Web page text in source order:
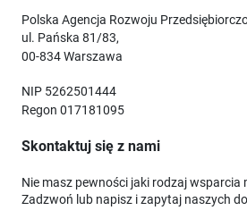
Polska Agencja Rozwoju
ul. Pańska 81/83,
00-834 Warszawa
NIP 5262501444
Regon 017181095
Skontaktuj się z nami
Nie masz pewności jaki rodzaj wsparcia
Zadzwoń lub napisz i zapytaj naszych